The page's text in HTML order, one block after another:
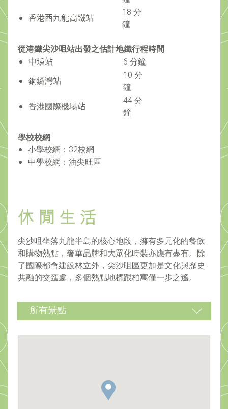
香港西九龍高鐵站
18 分
鐘
從港鐵尖沙咀站出發之估計地鐵行程時間
中環站
6 分鐘
銅鑼灣站
10 分
鐘
香港國際機場站
44 分
鐘
學校校網
小學校網：32校網
中學校網：油尖旺區
尖沙咀坐落九龍半島的核心地段，擁有多元化的餐飲
和購物熱點，奢華品牌和大眾化時裝亦應有盡有。除
了國際都會建設林立外，尖沙咀區更加是文化與歷史
共融的交匯處，多個熱點地標跟柏寓僅一步之遙。
所有景點